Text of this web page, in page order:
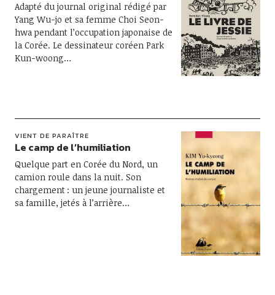
Adapté du journal original rédigé par
Yang Wu-jo et sa femme Choi Seon-
hwa pendant l’occupation japonaise de
la Corée. Le dessinateur coréen Park
Kun-woong…
VIENT DE PARAÎTRE
Le camp de l’humiliation
Quelque part en Corée du Nord, un
camion roule dans la nuit. Son
chargement : un jeune journaliste et
sa famille, jetés à l’arrière…